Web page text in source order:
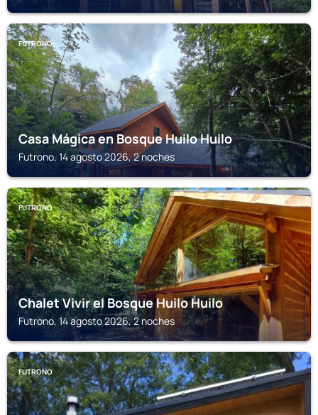
FUTRONO
Casa Mágica en Bosque Huilo Huilo
Futrono, 14 agosto 2026, 2 noches
FUTRONO
Chalet Vivir el Bosque Huilo Huilo
Futrono, 14 agosto 2026, 2 noches
FUTRONO